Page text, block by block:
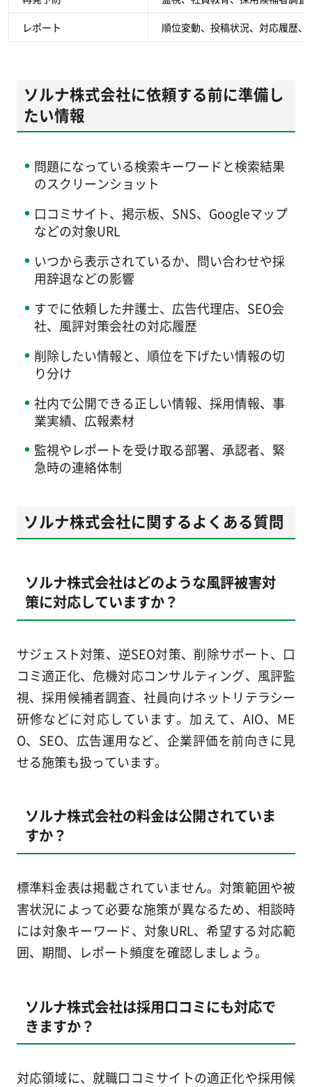
レポート 順位変動、投稿状況、対応履歴
ソルナ株式会社に依頼する前に準備し
たい情報
問題になっている検索キーワードと検索結果
のスクリーンショット
口コミサイト、掲示板、SNS、Googleマップ
などの対象URL
いつから表示されているか、問い合わせや採
用辞退などの影響
すでに依頼した弁護士、広告代理店、SEO会
社、風評対策会社の対応履歴
削除したい情報と、順位を下げたい情報の切
り分け
社内で公開できる正しい情報、採用情報、事
業実績、広報素材
監視やレポートを受け取る部署、承認者、緊
急時の連絡体制
ソルナ株式会社に関するよくある質問
ソルナ株式会社はどのような風評被害対
策に対応していますか？
サジェスト対策、逆SEO対策、削除サポート、口
コミ適正化、危機対応コンサルティング、風評監
視、採用候補者調査、社員向けネットリテラシー
研修などに対応しています。加えて、AIO、ME
O、SEO、広告運用など、企業評価を前向きに見
せる施策も扱っています。
ソルナ株式会社の料金は公開されていま
すか？
標準料金表は掲載されていません。対策範囲や被
害状況によって必要な施策が異なるため、相談時
には対象キーワード、対象URL、希望する対応範
囲、期間、レポート頻度を確認しましょう。
ソルナ株式会社は採用口コミにも対応で
きますか？
対応領域に、就職口コミサイトの適正化や採用候